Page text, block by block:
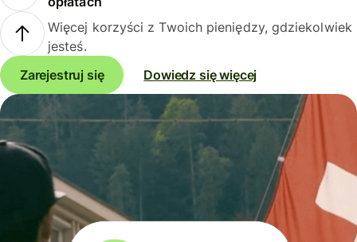
Więcej korzyści z Twoich pieniędzy, gdziekolwiek
jesteś.
Zarejestruj się
Dowiedz się więcej